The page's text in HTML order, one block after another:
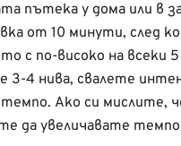
пътека у дома или в
от 10 минути, след
с по-високо на всеки
3-4 нива, свалете
Ако си мислите,
да увеличавате